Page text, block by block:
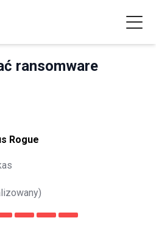
ransomware
Rogue